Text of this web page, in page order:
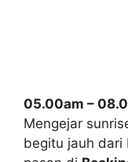
05.00am –
Mengejar
begitu jauh dari